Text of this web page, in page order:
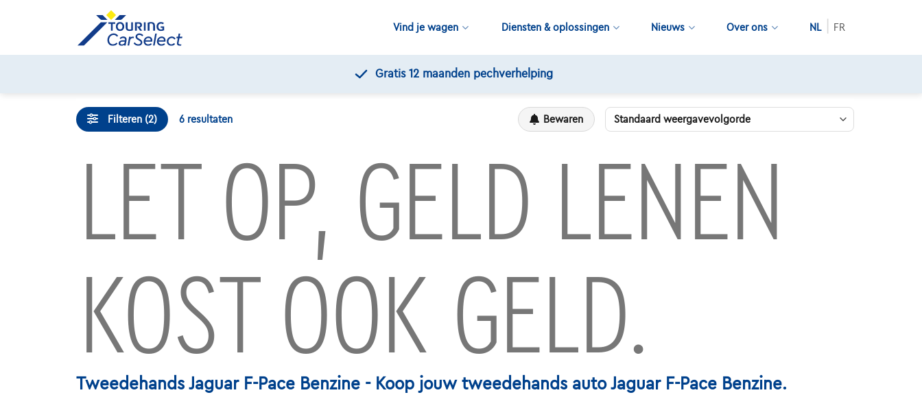
Vind je wagen Diensten & oplossingen Nieuws Over ons NL FR
Gratis 12 maanden pechverhelping
Filteren (2) 6 resultaten Bewaren
Tweedehands Jaguar F-Pace Benzine - Koop jouw tweedehands auto Jaguar F-Pace Benzine.
LET OP, GELD LENEN
KOST OOK GELD.